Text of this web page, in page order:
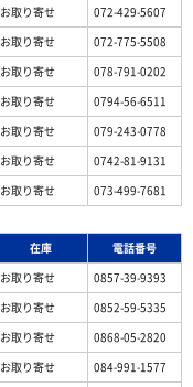
お取り寄せ
072-429-5607
お取り寄せ
072-775-5508
お取り寄せ
078-791-0202
お取り寄せ
0794-56-6511
お取り寄せ
079-243-0778
お取り寄せ
0742-81-9131
お取り寄せ 073-499-7681
在庫
電話番号
お取り寄せ
0857-39-9393
お取り寄せ
0852-59-5335
お取り寄せ
0868-05-2820
お取り寄せ
084-991-1577